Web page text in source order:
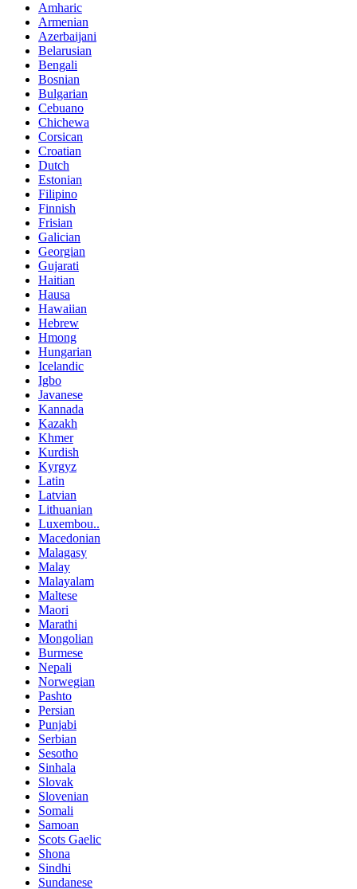
Amharic
Armenian
Azerbaijani
Belarusian
Bengali
Bosnian
Bulgarian
Cebuano
Chichewa
Corsican
Croatian
Dutch
Estonian
Filipino
Finnish
Frisian
Galician
Georgian
Gujarati
Haitian
Hausa
Hawaiian
Hebrew
Hmong
Hungarian
Icelandic
Igbo
Javanese
Kannada
Kazakh
Khmer
Kurdish
Kyrgyz
Latin
Latvian
Lithuanian
Luxembou..
Macedonian
Malagasy
Malay
Malayalam
Maltese
Maori
Marathi
Mongolian
Burmese
Nepali
Norwegian
Pashto
Persian
Punjabi
Serbian
Sesotho
Sinhala
Slovak
Slovenian
Somali
Samoan
Scots Gaelic
Shona
Sindhi
Sundanese